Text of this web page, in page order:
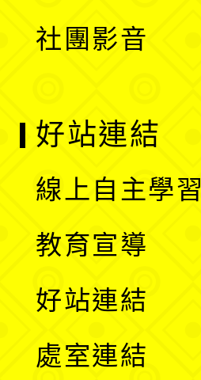
社團影音
好站連結
線上自主學習
教育宣導
好站連結
處室連結